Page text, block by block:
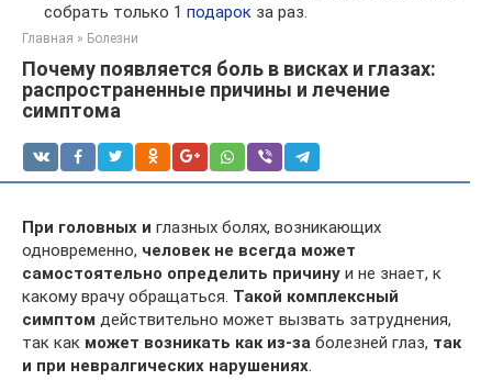
собрать только 1 подарок за раз.
Главная » Болезни
Почему появляется боль в висках и глазах:
распространенные причины и лечение
симптома
При головных и глазных болях, возникающих
одновременно, человек не всегда может
самостоятельно определить причину и не знает, к
какому врачу обращаться. Такой комплексный
симптом действительно может вызвать затруднения,
так как может возникать как из-за болезней глаз, так
и при невралгических нарушениях.